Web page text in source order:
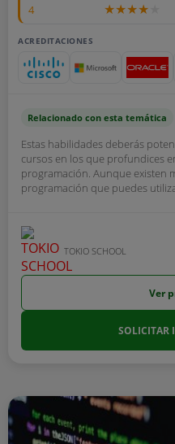
4
ACREDITACIONES
Relacionado con esta temática
Estas habilidades deberás
cursos en los que profundices
programación. Aunque existen
programación que puedes
TOKIO SCHOOL
Ver
SOLICITAR